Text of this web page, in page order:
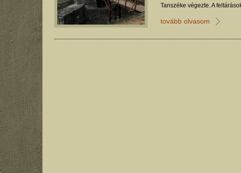
Tanszéke végezte. A
tovább olvasom